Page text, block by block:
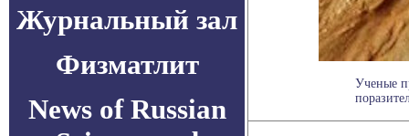
Журнальный зал
Физматлит
News of Russian
Ученые